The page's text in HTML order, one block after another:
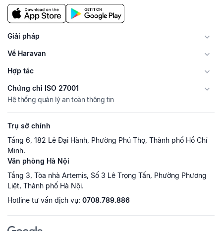
Giải pháp
Về Haravan
Hợp tác
Chứng chỉ ISO 27001
Hệ thống quản lý an toàn thông tin
Trụ sở chính
Tầng 6, 182 Lê Đại Hành, Phường Phú Thọ, Thành phố Hồ Chí
Minh.
Văn phòng Hà Nội
Tầng 3, Tòa nhà Artemis, Số 3 Lê Trọng Tấn, Phường Phương
Liệt, Thành phố Hà Nội.
Hotline tư vấn dịch vụ: 0708.789.886